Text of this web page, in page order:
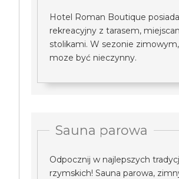
Hotel Roman Boutique
rekreacyjny z tarasem,
stolikami. W sezonie
moze być nieczynny.
Sauna parowa
Odpocznij w najlepszych
rzymskich! Sauna parowa,